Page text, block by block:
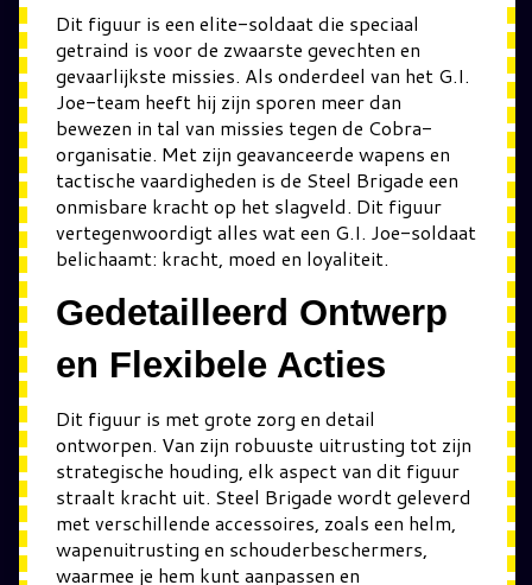
Dit figuur is een elite-soldaat die speciaal
getraind is voor de zwaarste gevechten en
gevaarlijkste missies. Als onderdeel van het G.I.
Joe-team heeft hij zijn sporen meer dan
bewezen in tal van missies tegen de Cobra-
organisatie. Met zijn geavanceerde wapens en
tactische vaardigheden is de Steel Brigade een
onmisbare kracht op het slagveld. Dit figuur
vertegenwoordigt alles wat een G.I. Joe-soldaat
belichaamt: kracht, moed en loyaliteit.
Gedetailleerd Ontwerp
en Flexibele Acties
Dit figuur is met grote zorg en detail
ontworpen. Van zijn robuuste uitrusting tot zijn
strategische houding, elk aspect van dit figuur
straalt kracht uit. Steel Brigade wordt geleverd
met verschillende accessoires, zoals een helm,
wapenuitrusting en schouderbeschermers,
waarmee je hem kunt aanpassen en